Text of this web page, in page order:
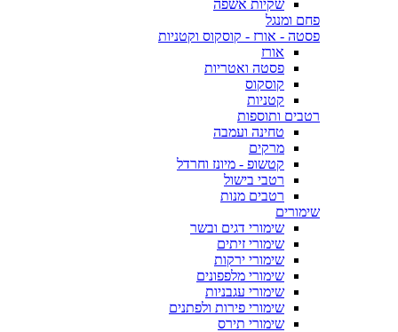
שקיות אשפה
פחם ומנגל
פסטה - אורז - קוסקוס וקטניות
אורז
פסטה ואטריות
קוסקוס
קטניות
רטבים ותוספות
טחינה ועמבה
מרקים
קטשופ - מיונז וחרדל
רטבי בישול
רטבים מנות
שימורים
שימורי דגים ובשר
שימורי זיתים
שימורי ירקות
שימורי מלפפונים
שימורי עגבניות
שימורי פירות ולפתנים
שימורי תירס